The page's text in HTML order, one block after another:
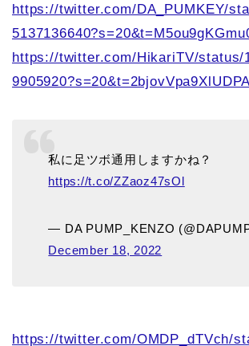
https://twitter.com/DA_PUMKEY/
https://twitter.com/HikariTV/status/
私に足ツボ通用しますかね？
https://t.co/ZZaoz47sOl
— DA PUMP_KENZO
December 18, 2022
https://twitter.com/OMDP_dTVch/